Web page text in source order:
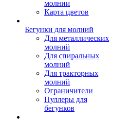
молнии
Карта цветов
Бегунки для молний
Для металлических
молний
Для спиральных
молний
Для тракторных
молний
Ограничители
Пуллеры для
бегунков